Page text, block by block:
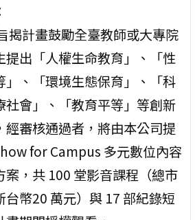
揭計畫鼓勵全臺教師或大專院
提出「人權生命教育」、「性
」、「環境生態保育」、「科
社會」、「教育平等」等創新
經審核通過者，將由本公司提
for Campus 多元數位內容
案，共 100 堂影音課程（總市
台幣20 萬元）與 17 部紀錄短